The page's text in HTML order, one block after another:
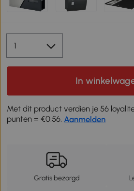
In
Met dit product verdien je 56
punten = €0,56, Aanmelden
Gratis bezorgd